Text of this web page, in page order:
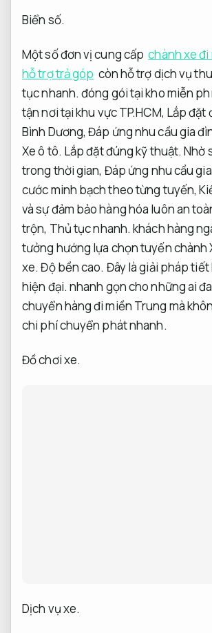
Biển số.
Một số đơn vị cung cấp chành xe
hỗ trợ trả góp còn hỗ trợ dịch vụ thu
tục nhanh. đóng gói tại kho miễn
tận nơi tại khu vực TP.HCM, Lắp đặt
Bình Dương,Đáp ứng nhu cầu gia
Xe ô tô. Lắp đặt đúng kỹ thuật. Nhờ
trong thời gian, Đáp ứng nhu cầu
cước minh bạch theo từng tuyến,
và sự đảm bảo hàng hóa luôn an
trộn, Thủ tục nhanh. khách hàng
tưởng hướng lựa chọn tuyến chành
xe. Độ bền cao. Đây là giải pháp tiết
hiện đại. nhanh gọn cho những ai
chuyển hàng đi miền Trung mà
chi phí chuyển phát nhanh.
Đồ chơi xe.
Dịch vụ xe.